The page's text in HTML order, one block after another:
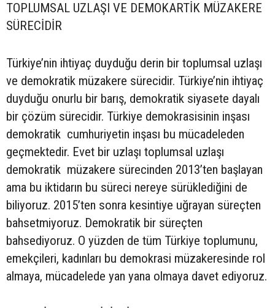
TOPLUMSAL UZLAŞI VE DEMOKARTİK MÜZAKERE
SÜRECİDİR
Türkiye’nin ihtiyaç duyduğu derin bir toplumsal uzlaşı
ve demokratik müzakere sürecidir. Türkiye’nin ihtiyaç
duyduğu onurlu bir barış, demokratik siyasete dayalı
bir çözüm sürecidir. Türkiye demokrasisinin inşası
demokratik cumhuriyetin inşası bu mücadeleden
geçmektedir. Evet bir uzlaşı toplumsal uzlaşı
demokratik müzakere sürecinden 2013’ten başlayan
ama bu iktidarın bu süreci nereye sürüklediğini de
biliyoruz. 2015’ten sonra kesintiye uğrayan süreçten
bahsetmiyoruz. Demokratik bir süreçten
bahsediyoruz. O yüzden de tüm Türkiye toplumunu,
emekçileri, kadınları bu demokrasi müzakeresinde rol
almaya, mücadelede yan yana olmaya davet ediyoruz.